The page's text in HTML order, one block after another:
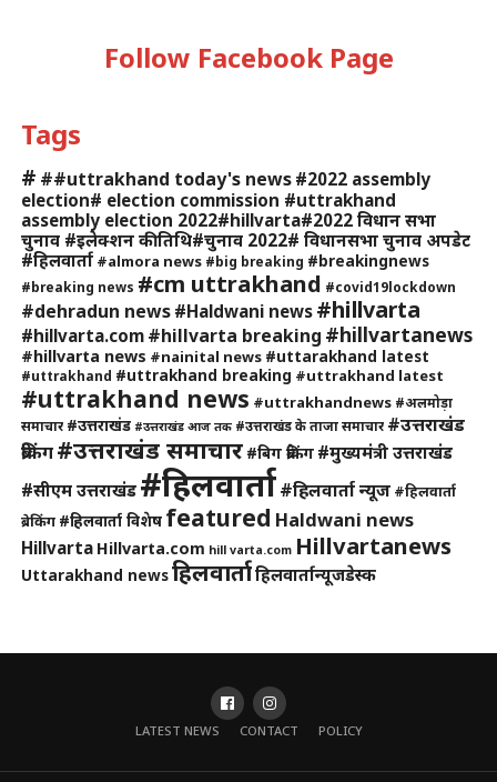
Follow Facebook Page
Tags
# ##uttrakhand today's news #2022 assembly
election# election commission #uttrakhand
assembly election 2022#hillvarta#2022 विधान सभा
चुनाव #इलेक्शन की तिथि#चुनाव 2022# विधानसभा चुनाव अपडेट
#हिलवार्ता #almora news #big breaking #breakingnews
#breaking news #cm uttrakhand #covid19lockdown
#dehradun news #Haldwani news #hillvarta
#hillvarta.com #hillvarta breaking #hillvartanews
#hillvarta news #nainital news #uttarakhand latest
#uttrakhand #uttrakhand breaking #uttrakhand latest
#uttrakhand news #uttrakhandnews #अलमोड़ा
समाचार #उत्तराखंड #उत्तराखंड आज तक #उत्तराखंड के ताजा समाचार #उत्तराखंड
ब्रेकिंग#उत्तराखंड समाचार #बिग ब्रेकिंग #मुख्यमंत्री उत्तराखंड
#सीएम उत्तराखंड #हिलवार्ता#हिलवार्ता न्यूज #हिलवार्ता
ब्रेकिंग #हिलवार्ता विशेष featured Haldwani news
Hillvarta Hillvarta.com hill varta.com Hillvartanews
Uttarakhand newsहिलवार्ताहिलवार्तान्यूजडेस्क
LATEST NEWS CONTACT POLICY